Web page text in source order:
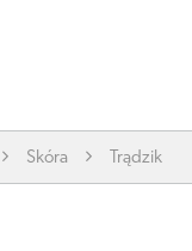
Skóra Trądzik,